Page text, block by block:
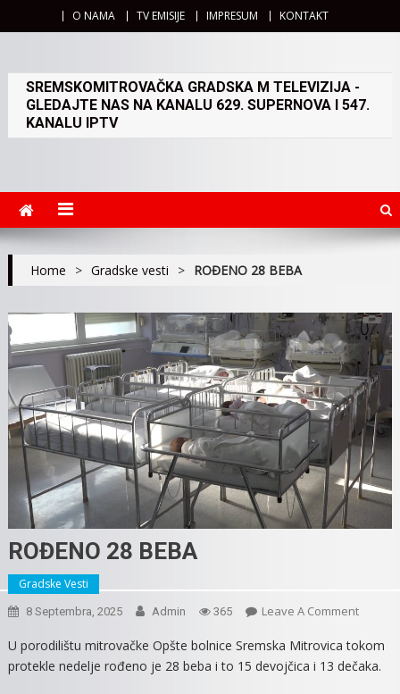
O NAMA TV EMISIJE IMPRESUM KONTAKT
SREMSKOMITROVAČKA GRADSKA M TELEVIZIJA -
GLEDAJTE NAS NA KANALU 629. SUPERNOVA I 547.
KANALU IPTV
Home > Gradske vesti > ROĐENO 28 BEBA
ROĐENO 28 BEBA
Gradske Vesti
8 Septembra, 2025 Admin 365 Leave A CommentOn
28
BEBA
U porodilištu mitrovačke Opšte bolnice Sremska Mitrovica tokom
protekle nedelje rođeno je 28 beba i to 15 devojčica i 13 dečaka.